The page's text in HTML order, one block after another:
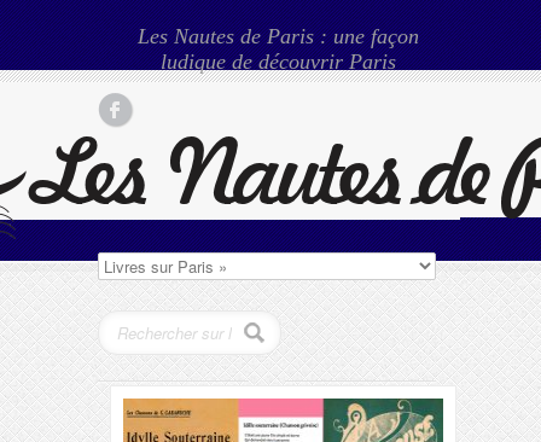
Les Nautes de Paris : une façon
ludique de découvrir Paris